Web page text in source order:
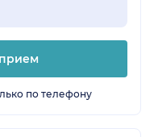
по телефону